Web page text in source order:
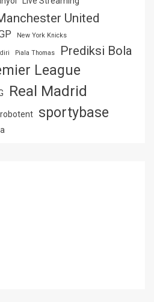
United
New York Knicks
Piala Thomas Prediksi Bola
League
Real Madrid
robotent sportybase